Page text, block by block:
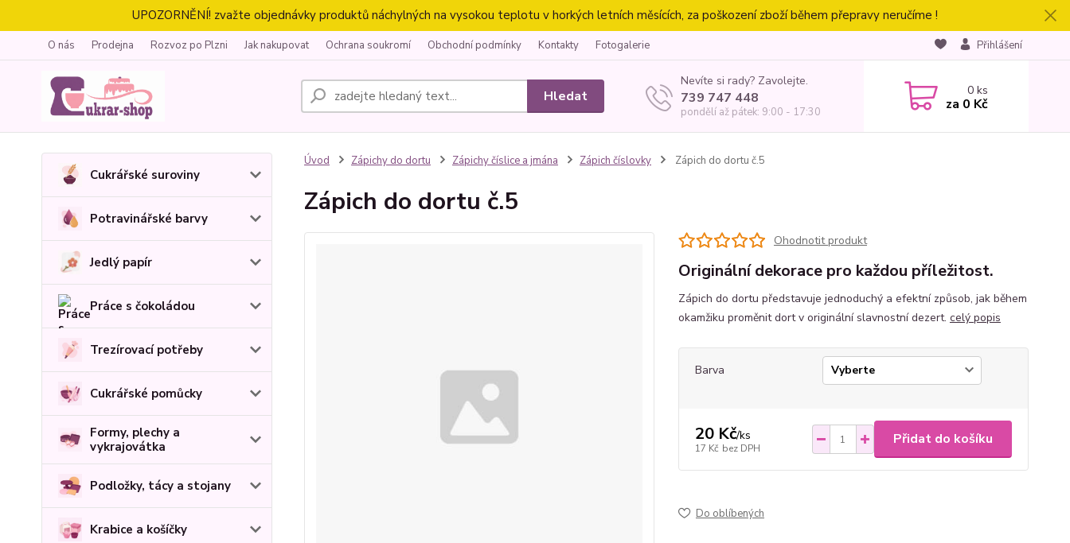
UPOZORNĚNÍ! zvažte objednávky produktů náchylných na vysokou teplotu v horkých letních měsících, za poškození zboží během přepravy neručíme !
O nás Prodejna Rozvoz po Plzni Jak nakupovat Ochrana soukromí Obchodní podmínky Kontakty Fotogalerie Přihlášení
Hledat
Nevíte si rady? Zavolejte.
739 747 448
pondělí až pátek: 9:00 - 17:30
0ks
za 0 Kč
Cukrářské suroviny
Potravinářské barvy
Jedlý papír
Práce s čokoládou
Trezírovací potřeby
Cukrářské pomůcky
Formy, plechy a
vykrajovátka
Podložky, tácy a stojany
Krabice a košíčky
Úvod Zápichy do dortu Zápichy číslice a jmána Zápich číslovky Zápich do dortu č.5
Zápich do dortu č.5
Ohodnotit produkt
Originální dekorace pro každou příležitost.
Zápich do dortu představuje jednoduchý a efektní způsob, jak během
okamžiku proměnit dort v originální slavnostní dezert. celý popis
Barva
20 Kč/ks
17 Kč bez DPH
Přidat do košíku
Do oblíbených